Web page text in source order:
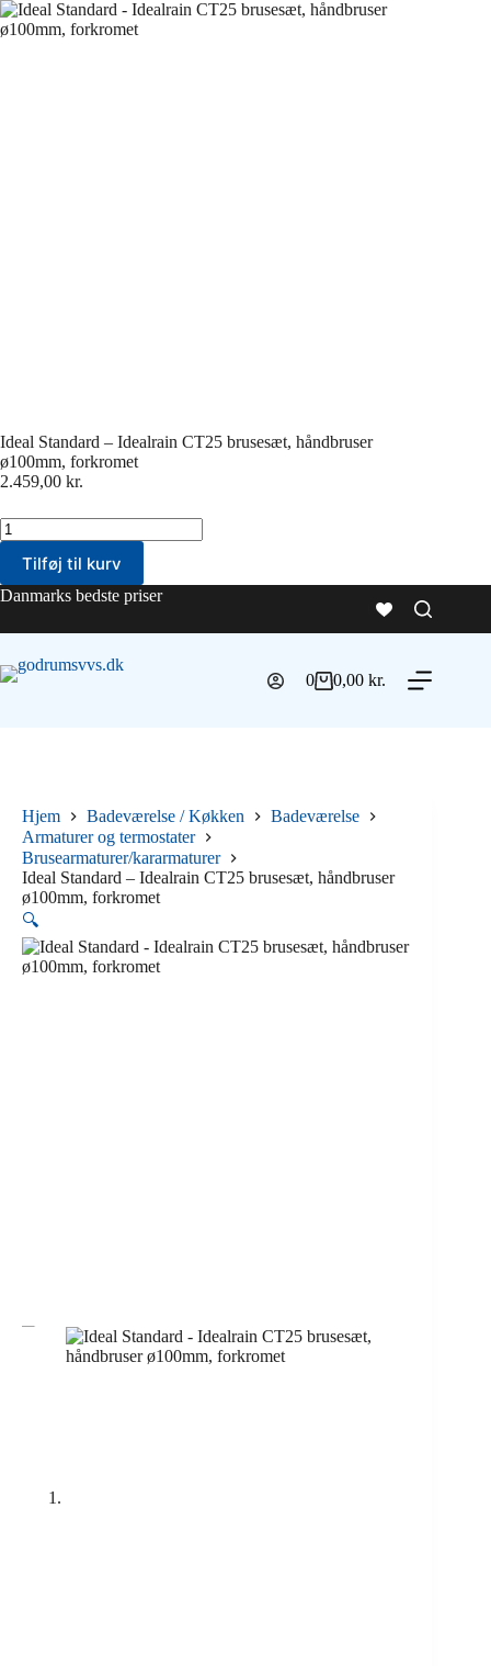
Fortsæt
til
Ideal Standard – Idealrain CT25 brusesæt, håndbruser
ø100mm, forkromet
2.459,00 kr.
Ideal
Standard
Idealrain
CT25
håndbruser
ø100mm,
forkromet
Tilføj til kurv
Danmarks bedste priser
0
Indkøbskurv
0,00kr.
0
Hjem Badeværelse / Køkken
Badeværelse
Armaturer og termostater
Brusearmaturer/kararmaturer
Ideal Standard – Idealrain CT25 brusesæt, håndbruser
ø100mm, forkromet
🔍